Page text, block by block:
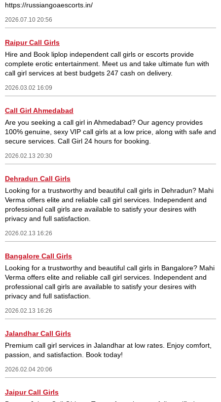
https://russiangoaescorts.in/
2026.07.10 20:56
Raipur Call Girls
Hire and Book liplop independent call girls or escorts provide
complete erotic entertainment. Meet us and take ultimate fun with
call girl services at best budgets 247 cash on delivery.
2026.03.02 16:09
Call Girl Ahmedabad
Are you seeking a call girl in Ahmedabad? Our agency provides
100% genuine, sexy VIP call girls at a low price, along with safe and
secure services. Call Girl 24 hours for booking.
2026.02.13 20:30
Dehradun Call Girls
Looking for a trustworthy and beautiful call girls in Dehradun? Mahi
Verma offers elite and reliable call girl services. Independent and
professional call girls are available to satisfy your desires with
privacy and full satisfaction.
2026.02.13 16:26
Bangalore Call Girls
Looking for a trustworthy and beautiful call girls in Bangalore? Mahi
Verma offers elite and reliable call girl services. Independent and
professional call girls are available to satisfy your desires with
privacy and full satisfaction.
2026.02.13 16:26
Jalandhar Call Girls
Premium call girl services in Jalandhar at low rates. Enjoy comfort,
passion, and satisfaction. Book today!
2026.02.04 20:06
Jaipur Call Girls